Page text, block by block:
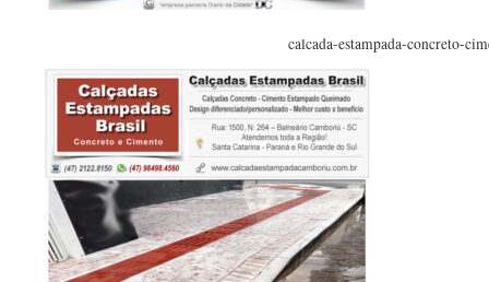
calcada-estampada-concreto-